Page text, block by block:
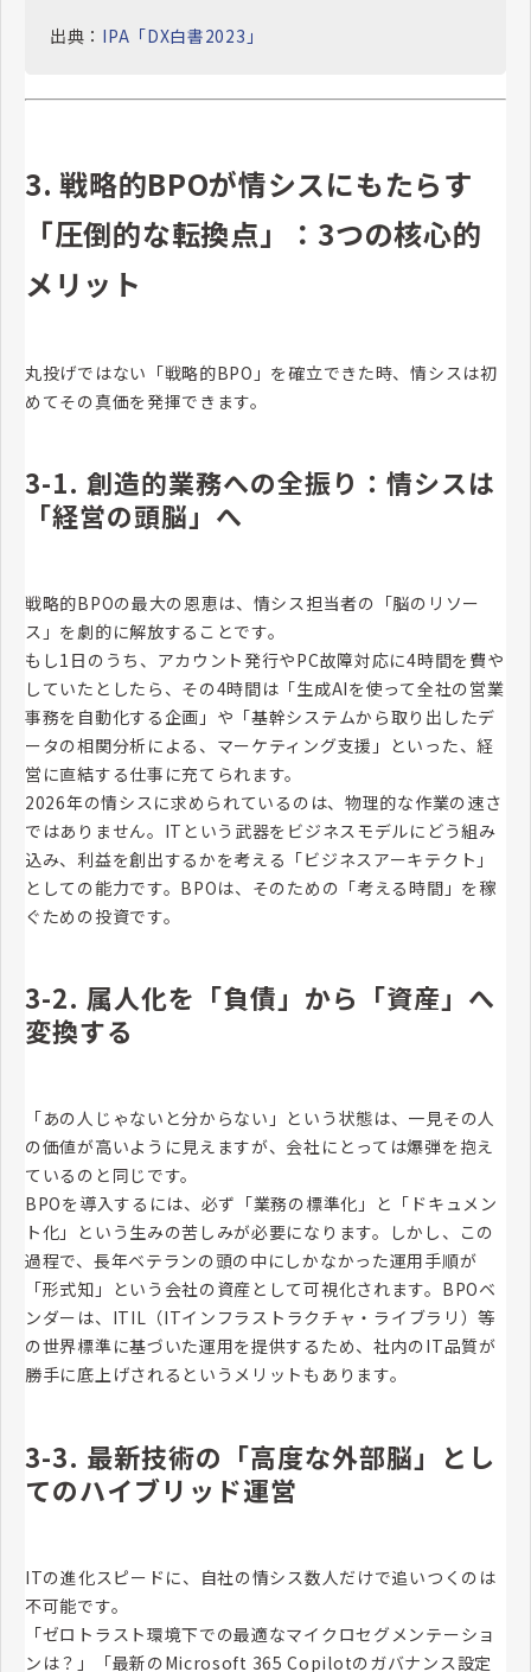
出典： IPA「DX白書2023」
3. 戦略的BPOが情シスにもたらす
「圧倒的な転換点」：3つの核心的
メリット
丸投げではない「戦略的BPO」を確立できた時、情シスは初
めてその真価を発揮できます。
3-1. 創造的業務への全振り：情シスは
「経営の頭脳」へ
戦略的BPOの最大の恩恵は、情シス担当者の「脳のリソー
ス」を劇的に解放することです。
もし1日のうち、アカウント発行やPC故障対応に4時間を費や
していたとしたら、その4時間は「生成AIを使って全社の営業
事務を自動化する企画」や「基幹システムから取り出したデ
ータの相関分析による、マーケティング支援」といった、経
営に直結する仕事に充てられます。
2026年の情シスに求められているのは、物理的な作業の速さ
ではありません。ITという武器をビジネスモデルにどう組み
込み、利益を創出するかを考える「ビジネスアーキテクト」
としての能力です。BPOは、そのための「考える時間」を稼
ぐための投資です。
3-2. 属人化を「負債」から「資産」へ
変換する
「あの人じゃないと分からない」という状態は、一見その人
の価値が高いように見えますが、会社にとっては爆弾を抱え
ているのと同じです。
BPOを導入するには、必ず「業務の標準化」と「ドキュメン
ト化」という生みの苦しみが必要になります。しかし、この
過程で、長年ベテランの頭の中にしかなかった運用手順が
「形式知」という会社の資産として可視化されます。BPOベ
ンダーは、ITIL（ITインフラストラクチャ・ライブラリ）等
の世界標準に基づいた運用を提供するため、社内のIT品質が
勝手に底上げされるというメリットもあります。
3-3. 最新技術の「高度な外部脳」とし
てのハイブリッド運営
ITの進化スピードに、自社の情シス数人だけで追いつくのは
不可能です。
「ゼロトラスト環境下での最適なマイクロセグメンテーショ
ンは？」「最新のMicrosoft 365 Copilotのガバナンス設定